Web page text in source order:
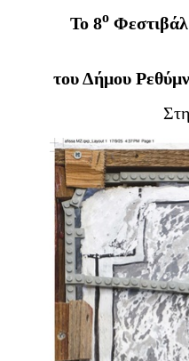
Το 8οΦεστιβάλ
του Δήμου